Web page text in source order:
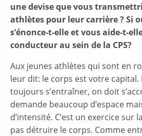
une devise que vous
athlètes pour leur carrière ? Si
s’énonce-t-elle et vous aide-t-
conducteur au sein de la CPS?
Aux jeunes athlètes qui sont en
leur dit: le corps est votre
toujours s’entraîner, on doit
demande beaucoup d’espace
d’intensité. C’est un exercice sur
pas détruire le corps. Comme